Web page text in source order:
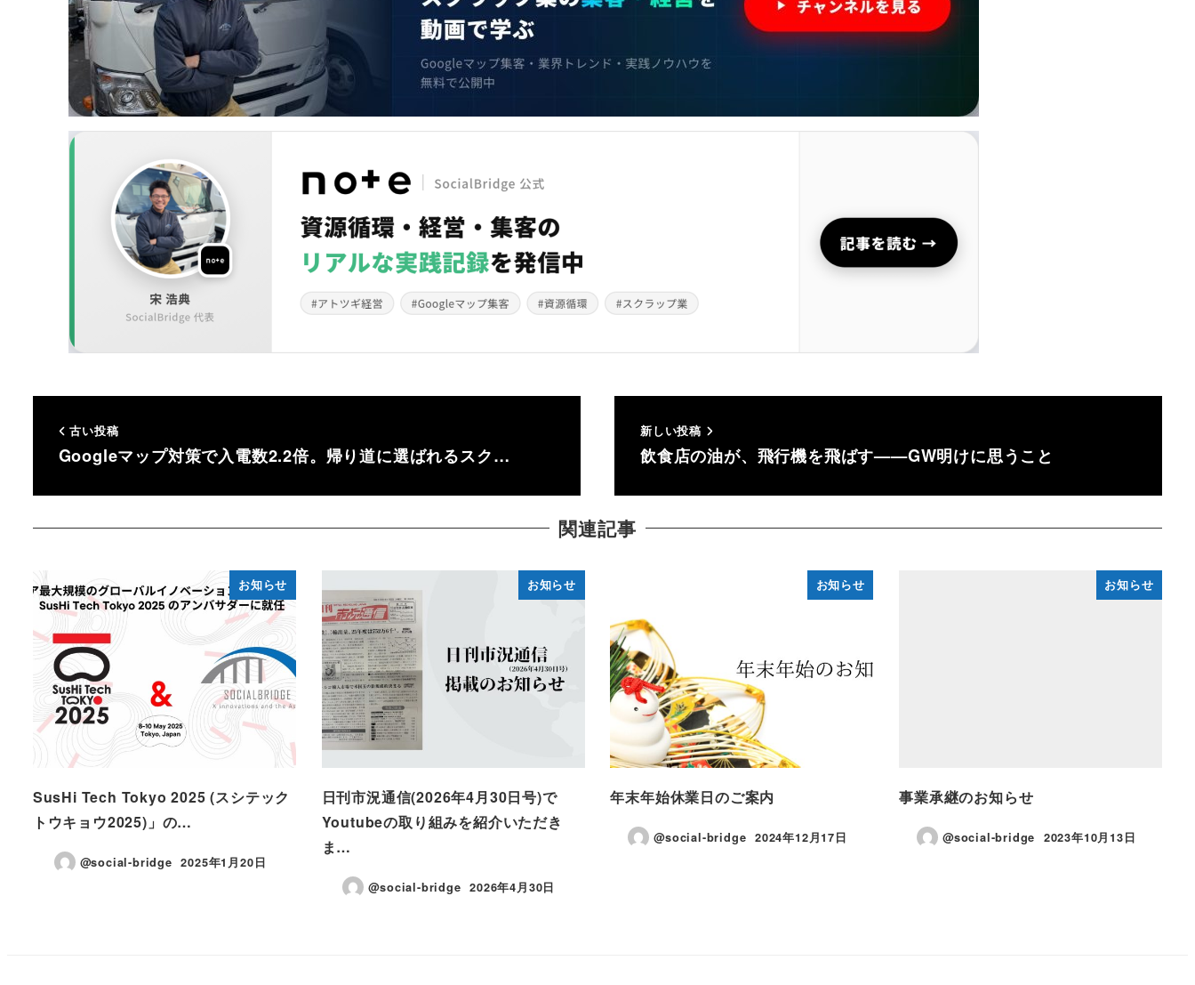
古い投稿
Googleマップ対策で入電数2.2倍。帰り道に選ばれるスク…
新しい投稿
飲食店の油が、飛行機を飛ばす——GW明けに思うこと
関連記事
お知らせ
SusHi Tech Tokyo 2025 (スシテック
トウキョウ2025)」の…
@social-bridge
投稿日
2025年1月20日
お知らせ
日刊市況通信(2026年4月30日号)で
Youtubeの取り組みを紹介いただき
ま…
@social-bridge
投稿日
2026年4月30日
お知らせ
年末年始休業日のご案内
@social-bridge
投稿日
2024年12月17日
お知らせ
事業承継のお知らせ
@social-bridge
投稿日
2023年10月13日